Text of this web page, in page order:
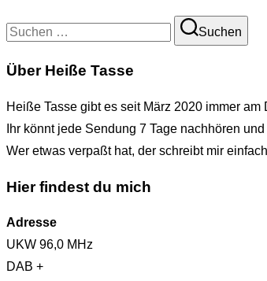
Suchen
Suchen
Über Heiße Tasse
Heiße Tasse gibt es seit März 2020 immer
Ihr könnt jede Sendung 7 Tage nachhören
Wer etwas verpaßt hat, der schreibt mir
Hier findest du mich
Adresse
UKW 96,0 MHz
DAB +